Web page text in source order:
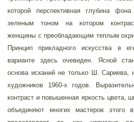
которой перспективная глубина
зеленым тоном на котором
женщины с преобладающим теплым
Принцип прикладного искусства в
варианте здесь очевиден. Ясной
основа исканий не только Ш. Сариева,
художников 1960-х годов.
контраст и повышенная яркость цвета,
объединяют многих мастеров этого